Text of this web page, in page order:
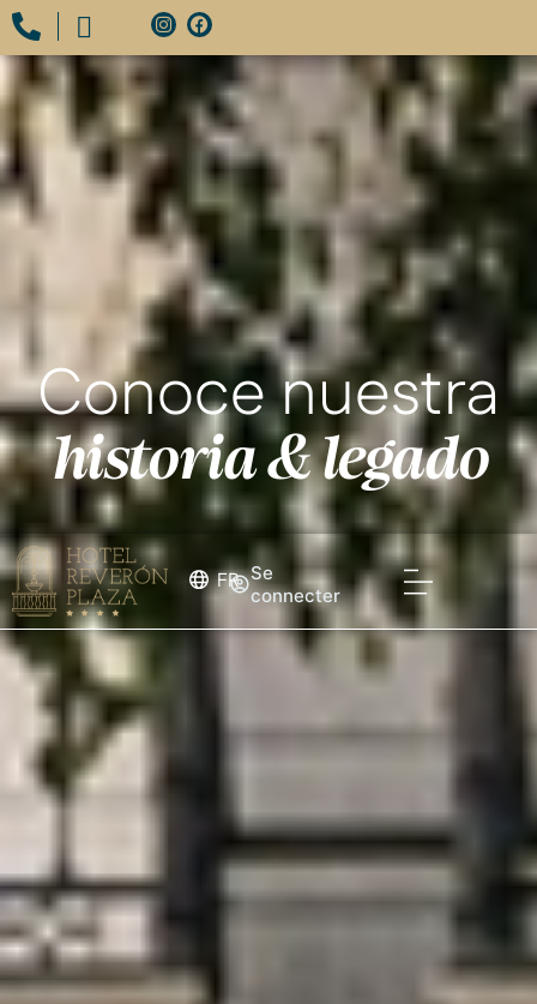
FR Se
connecter
Conoce nuestra
historia & legado